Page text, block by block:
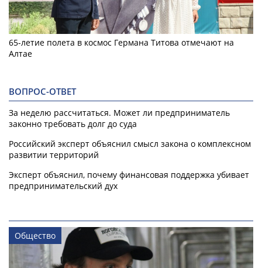
65-летие полета в космос Германа Титова отмечают на
Алтае
ВОПРОС-ОТВЕТ
За неделю рассчитаться. Может ли предприниматель
законно требовать долг до суда
Российский эксперт объяснил смысл закона о комплексном
развитии территорий
Эксперт объяснил, почему финансовая поддержка убивает
предпринимательский дух
Общество